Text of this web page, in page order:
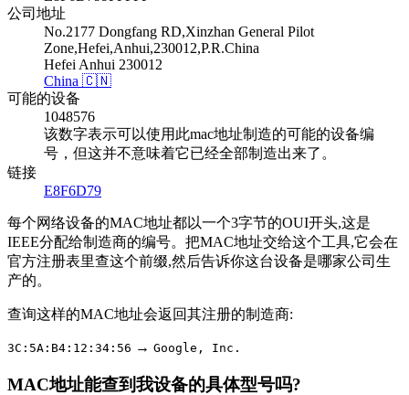
公司地址
No.2177 Dongfang RD,Xinzhan General Pilot
Zone,Hefei,Anhui,230012,P.R.China
Hefei Anhui 230012
China 🇨🇳
可能的设备
1048576
该数字表示可以使用此mac地址制造的可能的设备编
号，但这并不意味着它已经全部制造出来了。
链接
E8F6D79
每个网络设备的MAC地址都以一个3字节的OUI开头,这是
IEEE分配给制造商的编号。把MAC地址交给这个工具,它会在
官方注册表里查这个前缀,然后告诉你这台设备是哪家公司生
产的。
查询这样的MAC地址会返回其注册的制造商:
3C:5A:B4:12:34:56 → Google, Inc.
MAC地址能查到我设备的具体型号吗?